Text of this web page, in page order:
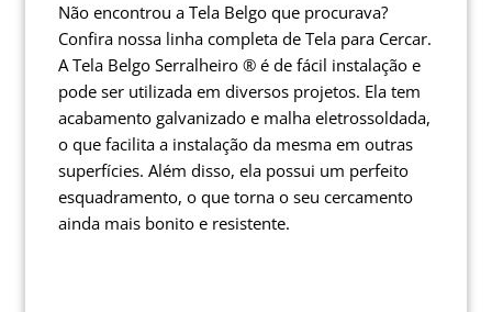
Não encontrou a Tela Belgo que procurava?
Confira nossa linha completa de Tela para Cercar.
A Tela Belgo Serralheiro ® é de fácil instalação e
pode ser utilizada em diversos projetos. Ela tem
acabamento galvanizado e malha eletrossoldada,
o que facilita a instalação da mesma em outras
superfícies. Além disso, ela possui um perfeito
esquadramento, o que torna o seu cercamento
ainda mais bonito e resistente.